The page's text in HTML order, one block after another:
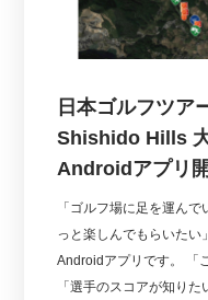
日本ゴルフツア
Shishido Hills
Androidアプリ
「ゴルフ場に足を運ん
っと楽しんでもらいたい
Androidアプリです。 「
「選手のスコアが知り